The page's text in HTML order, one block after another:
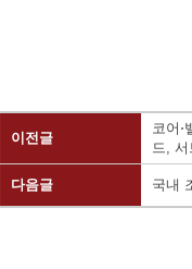
이전글
코어⋅
드,
다음글 국내